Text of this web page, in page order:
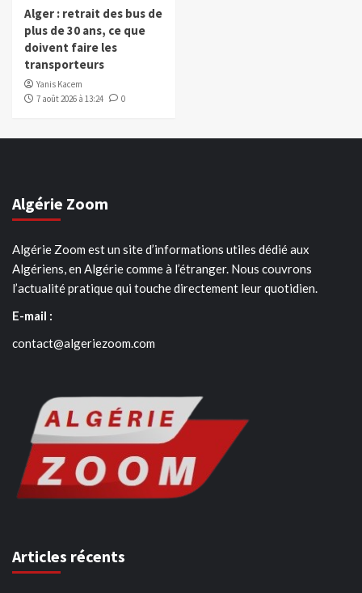
Alger : retrait des bus de
plus de 30 ans, ce que
doivent faire les
transporteurs
Yanis Kacem
7 août 2026 à 13:24
0
Algérie Zoom
Algérie Zoom est un site d’informations utiles dédié aux
Algériens, en Algérie comme à l’étranger. Nous couvrons
l’actualité pratique qui touche directement leur quotidien.
E-mail :
contact@algeriezoom.com
Articles récents